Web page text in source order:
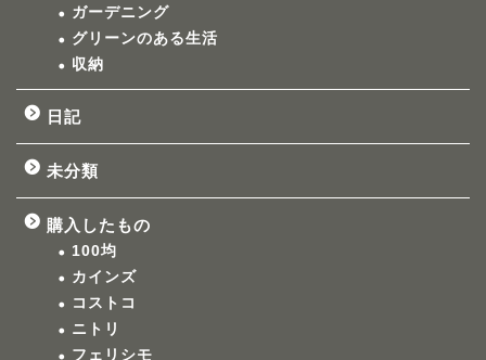
ガーデニング
グリーンのある生活
収納
日記
未分類
購入したもの
100均
カインズ
コストコ
ニトリ
フェリシモ